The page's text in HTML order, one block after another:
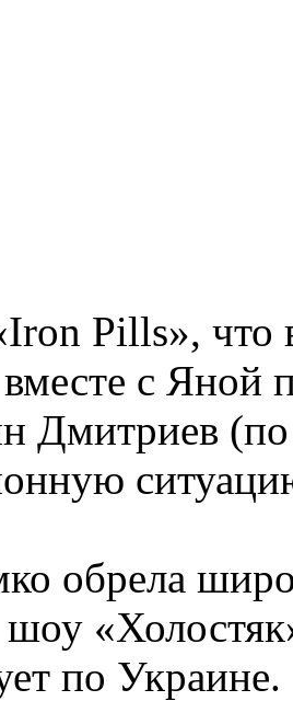
Pills», что
с Яной
Дмитриев
обрела
по Украине.